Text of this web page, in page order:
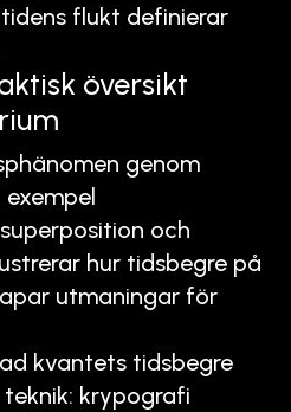
flukt definierar
översikt
genom
och
hur tidsbegre på
utmaningar för
kvantets tidsbegre
krypografi